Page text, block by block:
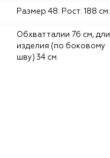
Размер 48. Рост: 188 см.
Обхват талии 76 см, длина
изделия (по боковому
шву) 34 см.